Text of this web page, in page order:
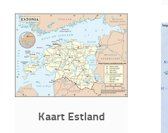
Kaart Estland